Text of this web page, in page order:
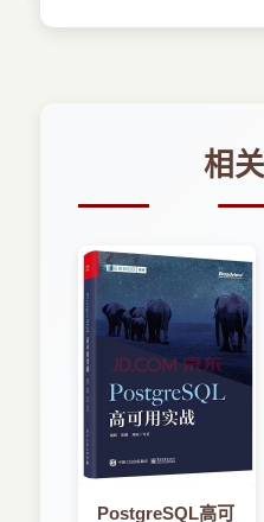
第3章 一个更加复杂的
072 所需材料
078 客户、服务器、信
085 项目5：网络猫
100 组合起来
104 总结
第4章 连接因特网的微
108 所需材料
109 网络模块介绍
111 项目6：你好，因
118 项目7：联网空气
相
PostgreSQL高可